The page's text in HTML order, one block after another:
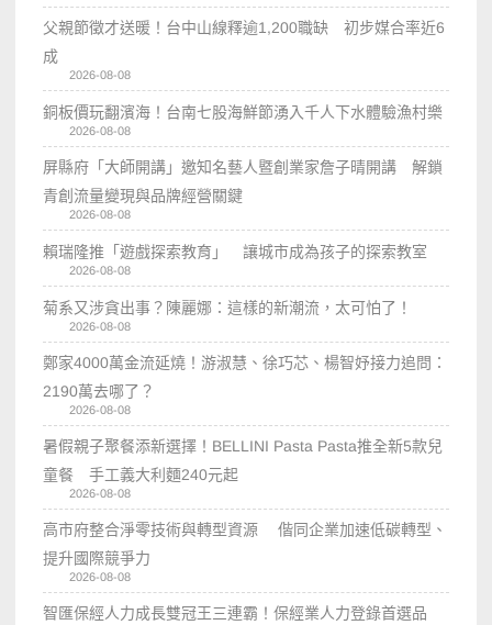
父親節徵才送暖！台中山線釋逾1,200職缺 初步媒合率近6
成
2026-08-08
銅板價玩翻濱海！台南七股海鮮節湧入千人下水體驗漁村樂
2026-08-08
屏縣府「大師開講」邀知名藝人暨創業家詹子晴開講 解鎖
青創流量變現與品牌經營關鍵
2026-08-08
賴瑞隆推「遊戲探索教育」 讓城市成為孩子的探索教室
2026-08-08
菊系又涉貪出事？陳麗娜：這樣的新潮流，太可怕了！
2026-08-08
鄭家4000萬金流延燒！游淑慧、徐巧芯、楊智妤接力追問：
2190萬去哪了？
2026-08-08
暑假親子聚餐添新選擇！BELLINI Pasta Pasta推全新5款兒
童餐 手工義大利麵240元起
2026-08-08
高市府整合淨零技術與轉型資源 偕同企業加速低碳轉型、
提升國際競爭力
2026-08-08
智匯保經人力成長雙冠王三連霸！保經業人力登錄首選品